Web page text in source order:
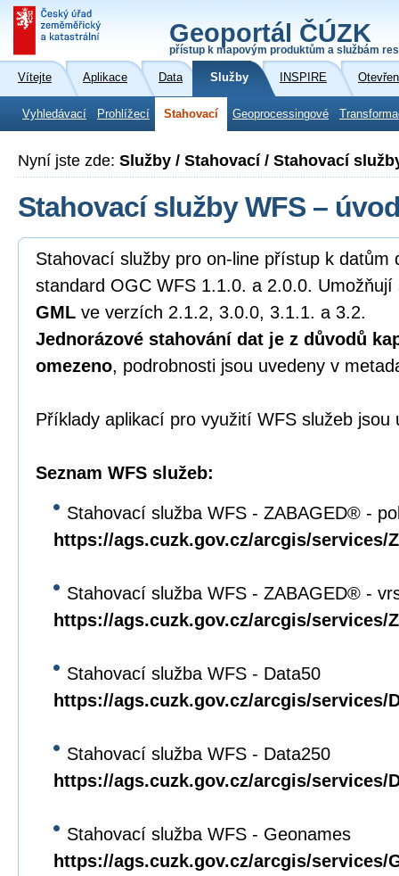
Geoportál ČÚZK
přístup k mapovým produktům a službám
Vítejte Aplikace Data Služby INSPIRE
Vyhledávací Prohlížecí Stahovací Geoprocessingové
Nyní jste zde: Služby / Stahovací / Stahovací
Stahovací služby WFS –
Stahovací služby pro on-line přístup k datům
standard OGC WFS 1.1.0. a 2.0.0.
GML ve verzích 2.1.2, 3.0.0, 3.1.1. a 3.2.
Jednorázové stahování dat je z důvodů
omezeno, podrobnosti jsou uvedeny v
Příklady aplikací pro využití WFS služeb jsou
Seznam WFS služeb:
Stahovací služba WFS - ZABAGED® -
https://ags.cuzk.gov.cz/arcgis/services/
Stahovací služba WFS - ZABAGED® -
https://ags.cuzk.gov.cz/arcgis/services/
Stahovací služba WFS - Data50
https://ags.cuzk.gov.cz/arcgis/services/
Stahovací služba WFS - Data250
https://ags.cuzk.gov.cz/arcgis/services/
Stahovací služba WFS - Geonames
https://ags.cuzk.gov.cz/arcgis/services/